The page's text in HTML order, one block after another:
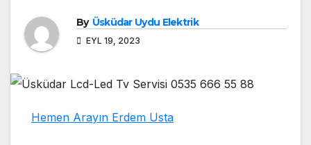
By Üsküdar Uydu Elektrik
EYL 19, 2023
Hemen Arayın Erdem Usta